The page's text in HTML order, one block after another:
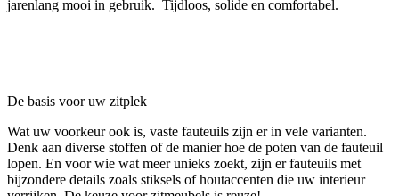
jarenlang mooi in gebruik. Tijdloos, solide en comfortabel.
De basis voor uw zitplek
Wat uw voorkeur ook is, vaste fauteuils zijn er in vele varianten.
Denk aan diverse stoffen of de manier hoe de poten van de fauteuil
lopen. En voor wie wat meer unieks zoekt, zijn er fauteuils met
bijzondere details zoals stiksels of houtaccenten die uw interieur